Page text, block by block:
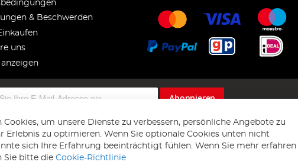
& Beschwerden
uns
Abonnieren
Cookies, um unsere Dienste zu verbessern, persönliche Angebote zu
Erlebnis zu optimieren. Wenn Sie optionale Cookies unten nicht
sich Ihre Erfahrung beeinträchtigt fühlen. Wenn Sie mehr erfahren
Sie bitte die Cookie-Richtlinie